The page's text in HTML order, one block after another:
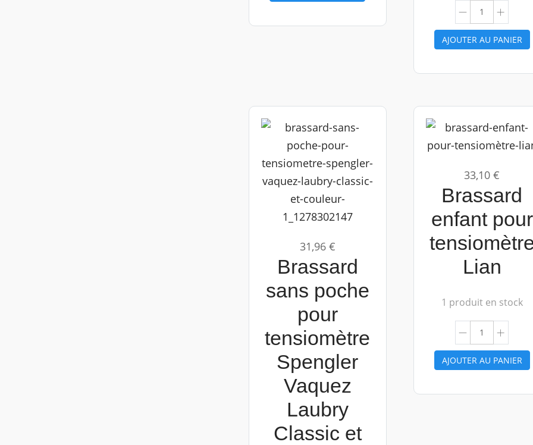
AJOUTER AU PANIER
31,96 €
Brassard
sans poche
pour
tensiomètre
Spengler
Vaquez
Laubry
Classic et
33,10 €
Brassard
enfant pour
Lian
1 produit en stock
AJOUTER AU PANIER